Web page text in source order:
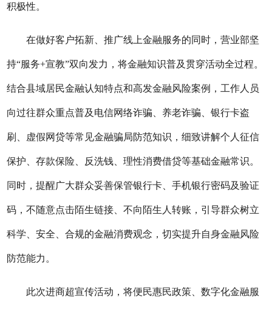
积极性。
在做好客户拓新、推广线上金融服务的同时，营业部坚
持“服务+宣教”双向发力，将金融知识普及贯穿活动全过程。
结合县域居民金融认知特点和高发金融风险案例，工作人员
向过往群众重点普及电信网络诈骗、养老诈骗、银行卡盗
刷、虚假网贷等常见金融骗局防范知识，细致讲解个人征信
保护、存款保险、反洗钱、理性消费借贷等基础金融常识。
同时，提醒广大群众妥善保管银行卡、手机银行密码及验证
码，不随意点击陌生链接、不向陌生人转账，引导群众树立
科学、安全、合规的金融消费观念，切实提升自身金融风险
防范能力。
此次进商超宣传活动，将便民惠民政策、数字化金融服